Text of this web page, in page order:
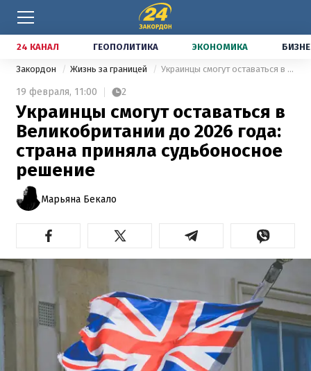
24 КАНАЛ ГЕОПОЛИТИКА ЭКОНОМИКА
Закордон Жизнь за границей Украинцы смогут оставаться в Великобритании до 2026 года: страна приняла судьбоносное решение
19 февраля, 11:00 2
Украинцы смогут оставаться в
Великобритании до 2026 года:
страна приняла судьбоносное
решение
Марьяна Бекало